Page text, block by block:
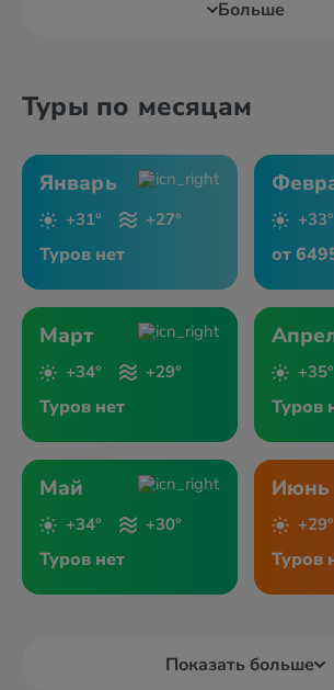
Больше
Туры по месяцам
Январь
+31° +27°
Туров нет
+33°
от
Март
+34° +29°
Туров нет
+35°
Туров
Май
+34° +30°
Туров нет
Июнь
+29°
Туров
Показать больше